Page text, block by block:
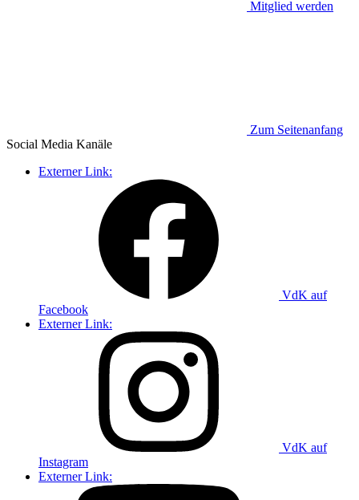
Mitglied werden
Zum Seitenanfang
Social Media Kanäle
Externer Link:
VdK auf
Facebook
Externer Link:
VdK auf
Instagram
Externer Link: